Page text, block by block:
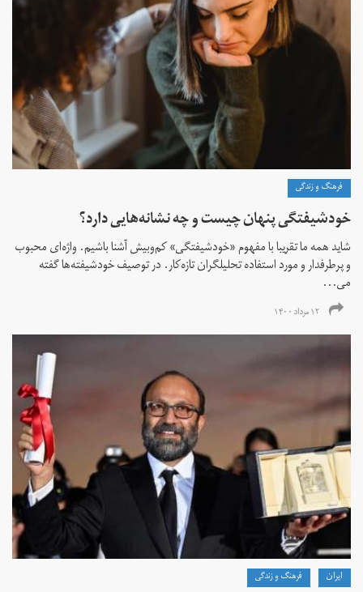
فرهنگ و زندگی
خودشیفتگی پنهان چیست و چه نشانه‌هایی دارد؟
شاید همه ما تقریبا با مفهوم «خودشیفتگی» کم‌و‌بیش آشنا باشیم. واژه‌ای محبوب
و پرطرفدار و مورد استفاده تحلیلگران تازه‌کار. در توصیف خودشیفته‌ها گفته
می...
۱۲ مرداد ۱۴۰۰
ايران فرهنگ و زندگی